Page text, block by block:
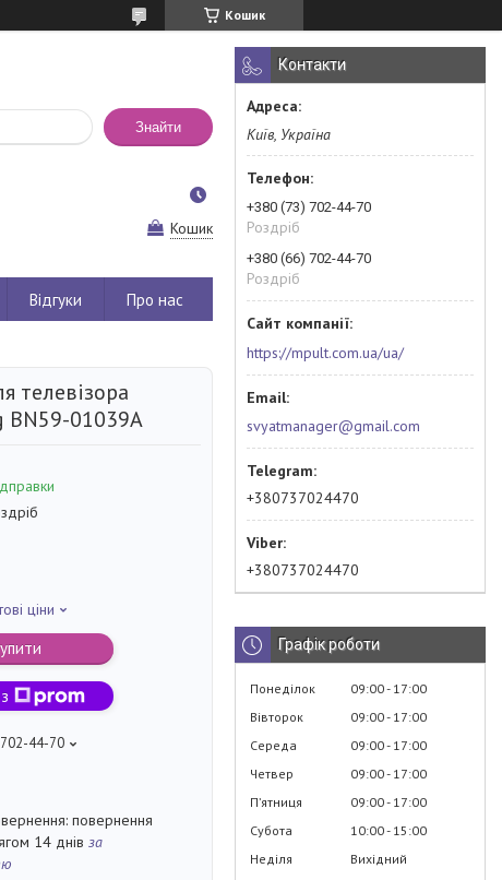
Кошик
Знайти
Кошик
Відгуки Про нас
телевізора
BN59-01039A
ціни
44-70
повернення
14 днів за
Контакти
Київ, Україна
+380 (73) 702-44-70
Роздріб
+380 (66) 702-44-70
Роздріб
https://mpult.com.ua/ua/
svyatmanager@gmail.com
+380737024470
+380737024470
Графік роботи
Понеділок 09:00 17:00
Вівторок
09:00 17:00
Середа
09:00 17:00
Четвер
09:00 17:00
Пʼятниця
09:00 17:00
Субота
10:00 15:00
Неділя
Вихідний